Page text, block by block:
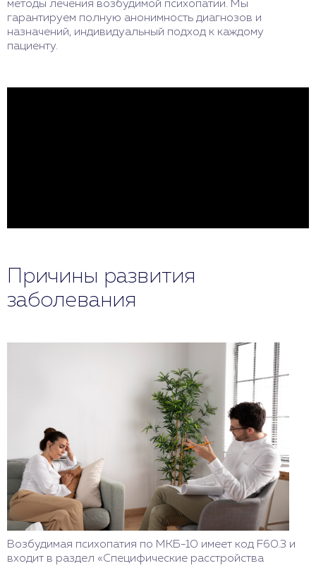
методы лечения возбудимой психопатии. Мы
гарантируем полную анонимность диагнозов и
назначений, индивидуальный подход к каждому
пациенту.
Причины развития
заболевания
Возбудимая психопатия по МКБ-10 имеет код F60.3 и
входит в раздел «Специфические расстройства